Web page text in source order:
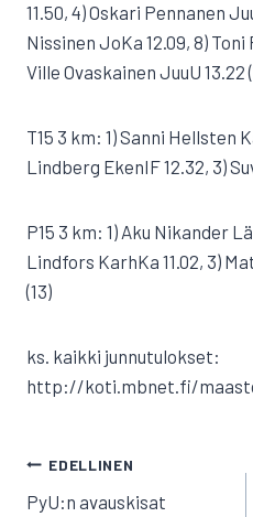
11.50, 4) Oskari Pennanen
Nissinen JoKa 12.09, 8) Toni
Ville Ovaskainen JuuU 13.22
T15 3 km: 1) Sanni Hellsten
Lindberg EkenIF 12.32, 3)
P15 3 km: 1) Aku Nikander
Lindfors KarhKa 11.02, 3)
(13)
ks. kaikki junnutulokset:
http://koti.mbnet.fi/
ARTIKKELIEN
SELAUS
EDELLINEN
PyU:n avauskisat